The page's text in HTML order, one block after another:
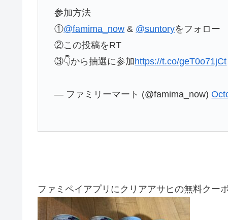
参加方法
①@famima_now & @suntoryをフォロー
②この投稿をRT
③👇から抽選に参加 https://t.co/geT0o71jCt
— ファミリーマート (@famima_now)
ファミペイアプリにクリアアサヒの無料クー